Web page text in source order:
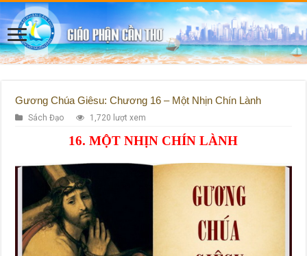
Gương Chúa Giêsu: Chương 16 – Một Nhịn Chín Lành
Sách Đạo 1,720 lượt xem
16. MỘT NHỊN CHÍN LÀNH